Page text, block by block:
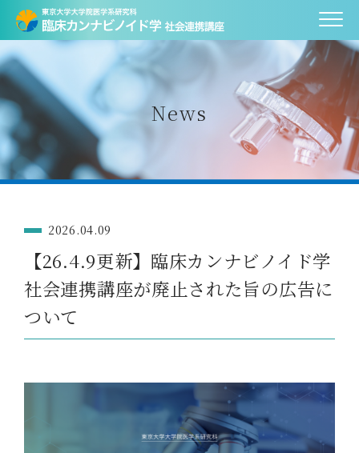
News
2026.04.09
【26.4.9更新】臨床カンナビノイド学
社会連携講座が廃止された旨の広告に
ついて